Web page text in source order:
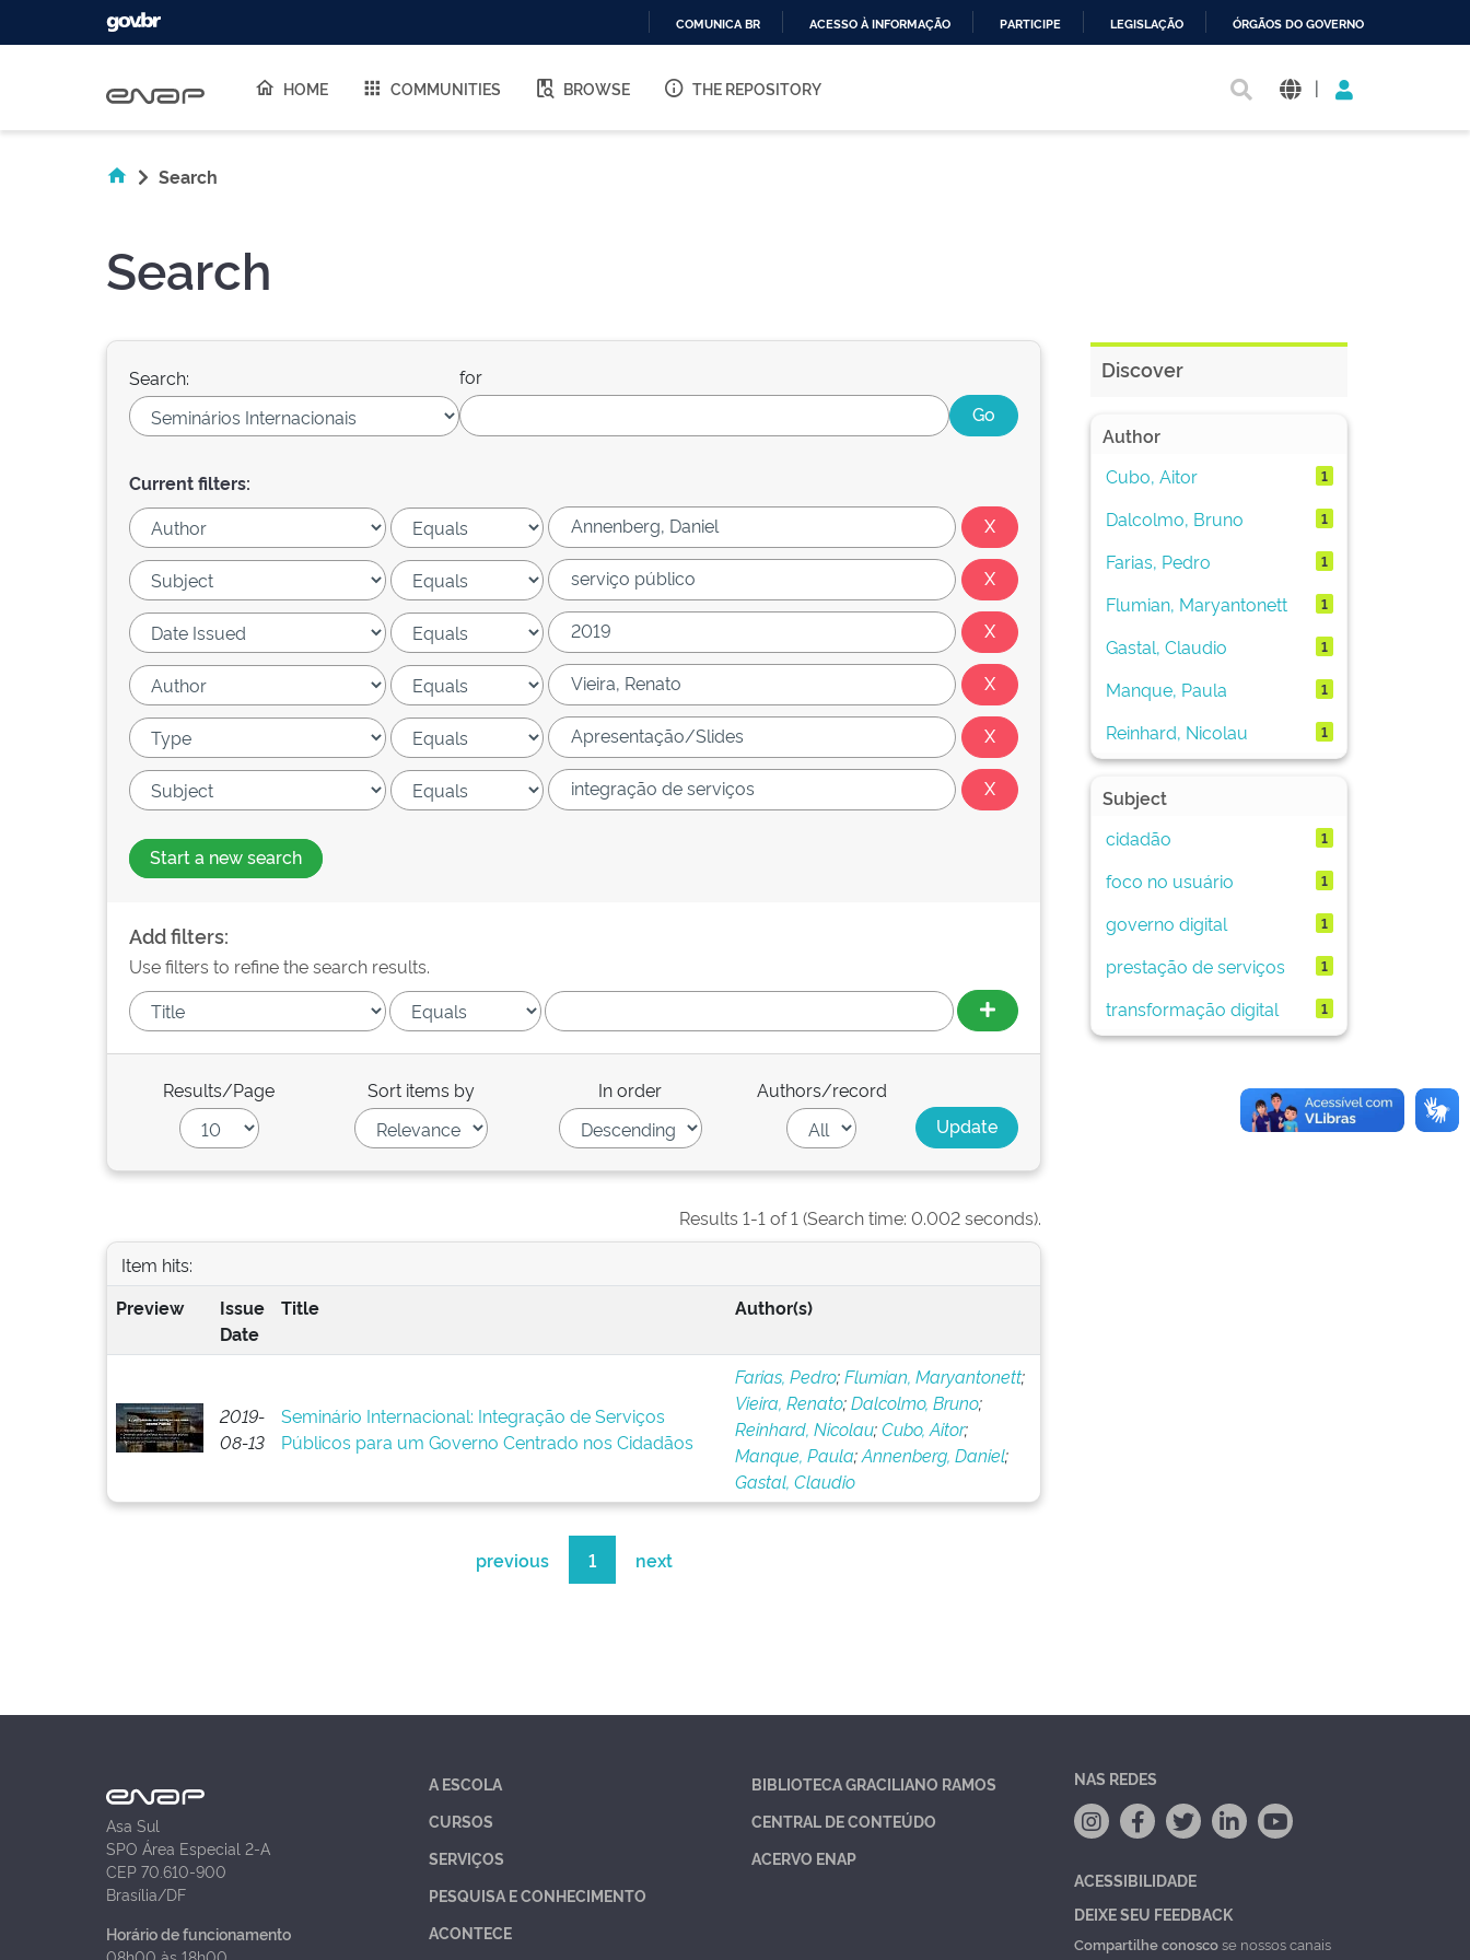
O
COMUNICA BR ACESSO À INFORMAÇÃO PARTICIPE LEGISLAÇÃO ÓRGÃOS DO GOVERNO
HOME COMMUNITIES BROWSE THE REPOSITORY |
Search
Search
Search: for
Current filters:
Start a new search
Add filters:
Use filters to refine the search results.
Results/Page Sort items by In order Authors/record
Results 1-1 of 1 (Search time: 0.002 seconds).
Item hits:
Preview
Issue
Date
Title Author(s)
2019-
08-13
Seminário Internacional: Integração de Serviços
Públicos para um Governo Centrado nos Cidadãos
Farias, Pedro;Flumian, Maryantonett;
Vieira, Renato;Dalcolmo, Bruno;
Reinhard, Nicolau;Cubo, Aitor;
Manque, Paula;Annenberg, Daniel;
Gastal, Claudio
previous 1 next
Discover
Author
Cubo, Aitor
1
Dalcolmo, Bruno 1
Farias, Pedro 1
Flumian, Maryantonett 1
Gastal, Claudio 1
Manque, Paula 1
Reinhard, Nicolau 1
Subject
cidadão
1
foco no usuário 1
governo digital 1
prestação de serviços 1
transformação digital 1
Asa Sul
SPO Área Especial 2-A
CEP 70.610-900
Brasília/DF
Horário de funcionamento
A ESCOLA
CURSOS
SERVIÇOS
PESQUISA E CONHECIMENTO
ACONTECE
BIBLIOTECA GRACILIANO RAMOS
CENTRAL DE CONTEÚDO
ACERVO ENAP
NAS REDES
ACESSIBILIDADE
DEIXE SEU FEEDBACK
Compartilhe conoscose nossos canais